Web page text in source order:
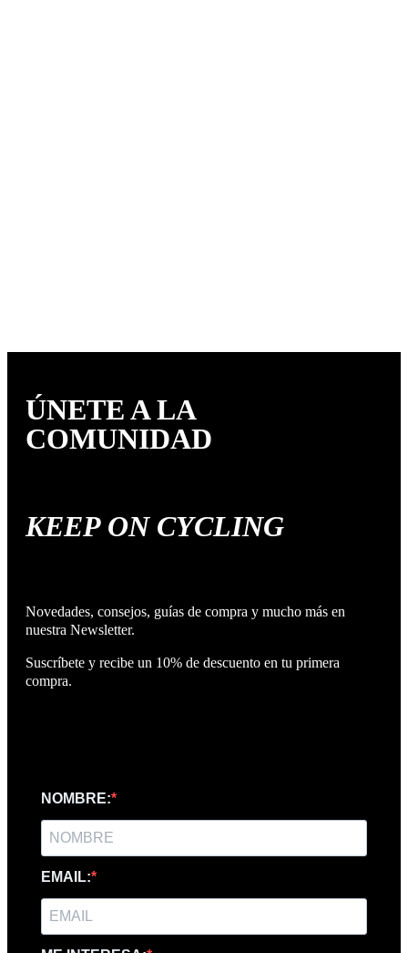
ÚNETE A LA
COMUNIDAD
KEEP ON CYCLING
Novedades, consejos, guías de compra y mucho más en
nuestra Newsletter.
Suscríbete y recibe un 10% de descuento en tu primera
compra.
NOMBRE:
EMAIL: